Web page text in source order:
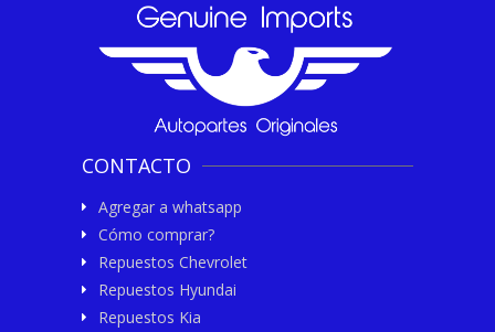
CONTACTO
Agregar a whatsapp
Cómo comprar?
Repuestos Chevrolet
Repuestos Hyundai
Repuestos Kia